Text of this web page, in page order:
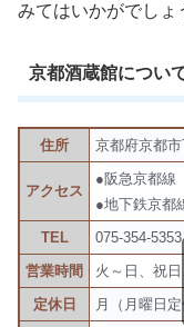
みてはいかがでしょ
京都酒蔵館につい
住所 京都府京都
アクセス
●阪急京都
●地下鉄京都
TEL
075-354-5353
営業時間
火～日、祝
定休日
月（月曜日定